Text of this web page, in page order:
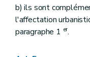
b) ils sont
l'affectation
paragraphe 1 er.